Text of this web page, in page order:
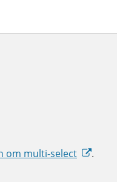
om multi-select .